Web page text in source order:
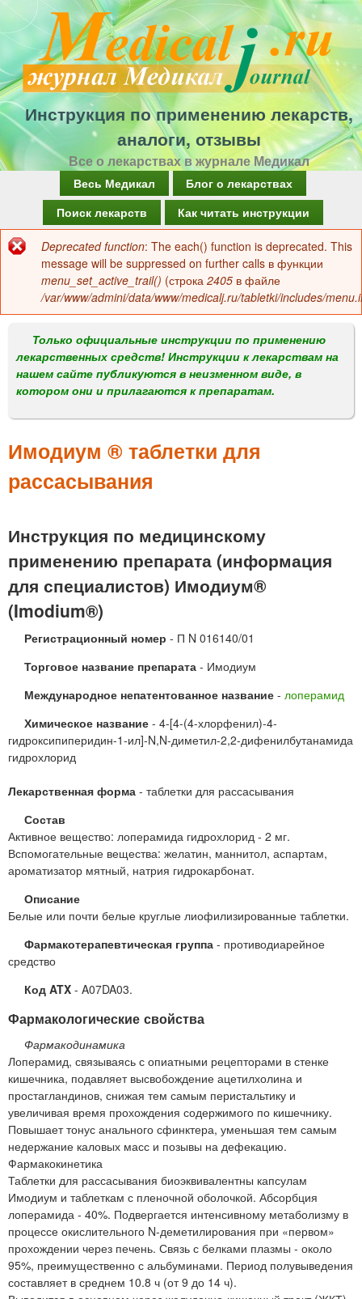
Перейти
к
основному
содержанию
Инструкция по применению лекарств,
аналоги, отзывы
Все о лекарствах в журнале Медикал
а
в
о
м
е
н
Весь Медикал
Блог о лекарствах
Поиск лекарств
Как читать инструкции
Сообщение
об
ошибке
Deprecated function: The each() function is deprecated. This
message will be suppressed on further calls в функции
menu_set_active_trail() (строка 2405 в файле
/var/www/admini/data/www/medicalj.ru/tabletki/includes/
Только официальные инструкции по применению
лекарственных средств! Инструкции к лекарствам на
нашем сайте публикуются в неизменном виде, в
котором они и прилагаются к препаратам.
Имодиум ® таблетки для
рассасывания
Инструкция по медицинскому
применению препарата (информация
для специалистов) Имодиум®
(Imodium®)
Регистрационный номер - П N 016140/01
Торговое название препарата - Имодиум
Международное непатентованное название - лоперамид
Химическое название - 4-[4-(4-хлорфенил)-4-
гидроксипиперидин-1-ил]-N,N-диметил-2,2-дифенилбутанамида
гидрохлорид
Лекарственная форма - таблетки для рассасывания
Состав
Активное вещество: лоперамида гидрохлорид - 2 мг.
Вспомогательные вещества: желатин, маннитол, аспартам,
ароматизатор мятный, натрия гидрокарбонат.
Описание
Белые или почти белые круглые лиофилизированные таблетки.
Фармакотерапевтическая группа - противодиарейное
средство
Код ATX - A07DA03.
Фармакологические свойства
Фармакодинамика
Лоперамид, связываясь с опиатными рецепторами в стенке
кишечника, подавляет высвобождение ацетилхолина и
простагландинов, снижая тем самым перистальтику и
увеличивая время прохождения содержимого по кишечнику.
Повышает тонус анального сфинктера, уменьшая тем самым
недержание каловых масс и позывы на дефекацию.
Фармакокинетика
Таблетки для рассасывания биоэквивалентны капсулам
Имодиум и таблеткам с пленочной оболочкой. Абсорбция
лоперамида - 40%. Подвергается интенсивному метаболизму в
процессе окислительного N-деметилирования при «первом»
прохождении через печень. Связь с белками плазмы - около
95%, преимущественно с альбуминами. Период полувыведения
составляет в среднем 10.8 ч (от 9 до 14 ч).